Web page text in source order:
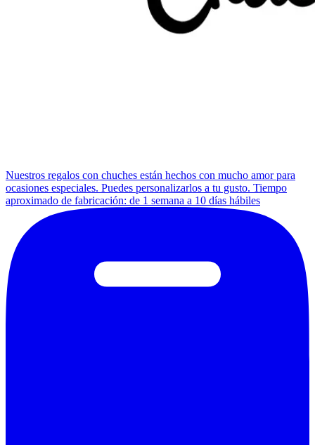
Nuestros regalos con chuches están hechos con mucho amor para
ocasiones especiales. Puedes personalizarlos a tu gusto. Tiempo
aproximado de fabricación: de 1 semana a 10 días hábiles